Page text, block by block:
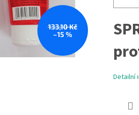
133,10 Kč
–15 %
Detailní